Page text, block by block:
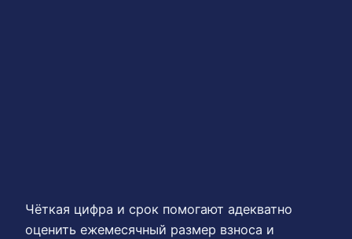
Чёткая цифра и срок помогают адекватно
оценить ежемесячный размер взноса и